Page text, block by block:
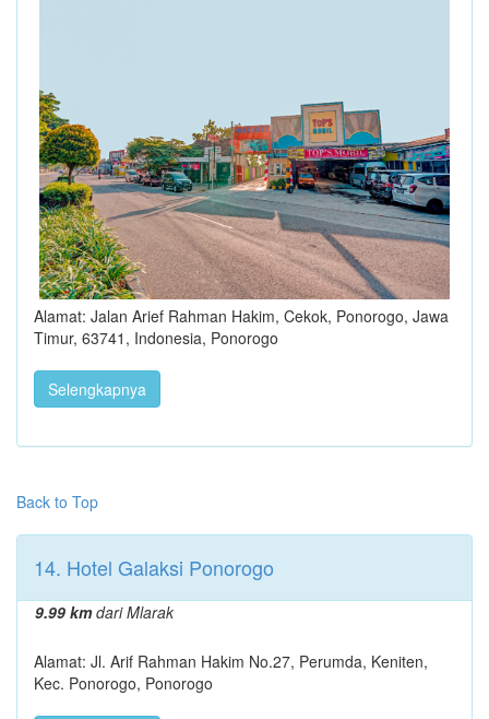
Alamat: Jalan Arief Rahman Hakim, Cekok, Ponorogo, Jawa
Timur, 63741, Indonesia, Ponorogo
Selengkapnya
Back to Top
14. Hotel Galaksi Ponorogo
9.99 kmdari Mlarak
Alamat: Jl. Arif Rahman Hakim No.27, Perumda, Keniten,
Kec. Ponorogo, Ponorogo